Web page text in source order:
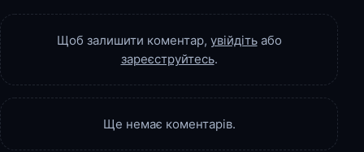
Щоб залишити коментар, увійдітьабо
зареєструйтесь.
Ще немає коментарів.